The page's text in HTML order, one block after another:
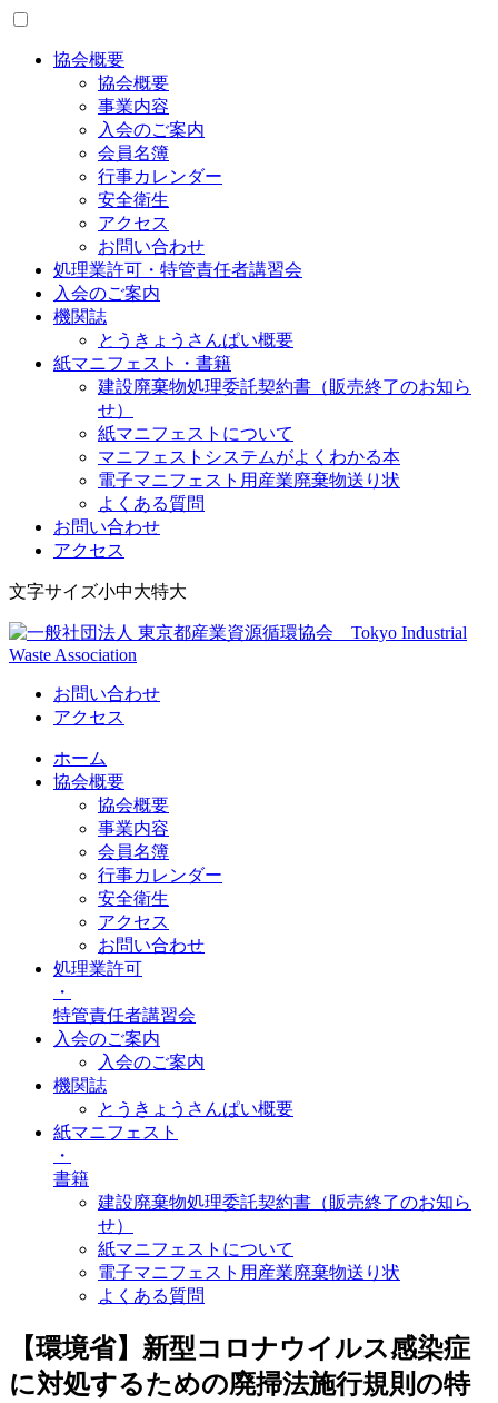
協会概要
協会概要
事業内容
入会のご案内
会員名簿
行事カレンダー
安全衛生
アクセス
お問い合わせ
処理業許可・特管責任者講習会
入会のご案内
機関誌
とうきょうさんぱい概要
紙マニフェスト・書籍
建設廃棄物処理委託契約書（販売終了のお知ら
せ）
紙マニフェストについて
マニフェストシステムがよくわかる本
電子マニフェスト用産業廃棄物送り状
よくある質問
お問い合わせ
アクセス
Skip
content
文字サイズ小中大特大
一般社団法人 東京都産業資源循環協会
Tokyo Industrial Waste Association
お問い合わせ
アクセス
ホーム
協会概要
協会概要
事業内容
会員名簿
行事カレンダー
安全衛生
アクセス
お問い合わせ
処理業許可
・
特管責任者講習会
入会のご案内
入会のご案内
機関誌
とうきょうさんぱい概要
紙マニフェスト
・
書籍
建設廃棄物処理委託契約書（販売終了のお知ら
せ）
紙マニフェストについて
電子マニフェスト用産業廃棄物送り状
よくある質問
【環境省】新型コロナウイルス感染症
に対処するための廃掃法施行規則の特